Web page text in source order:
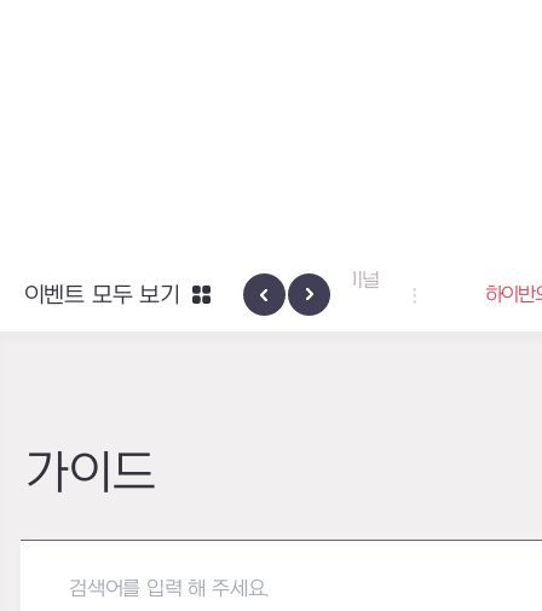
엑사스케일 증폭 회로 보급 터미널
이벤트
하이반의 엑사
이벤트 모두 보기
가이드